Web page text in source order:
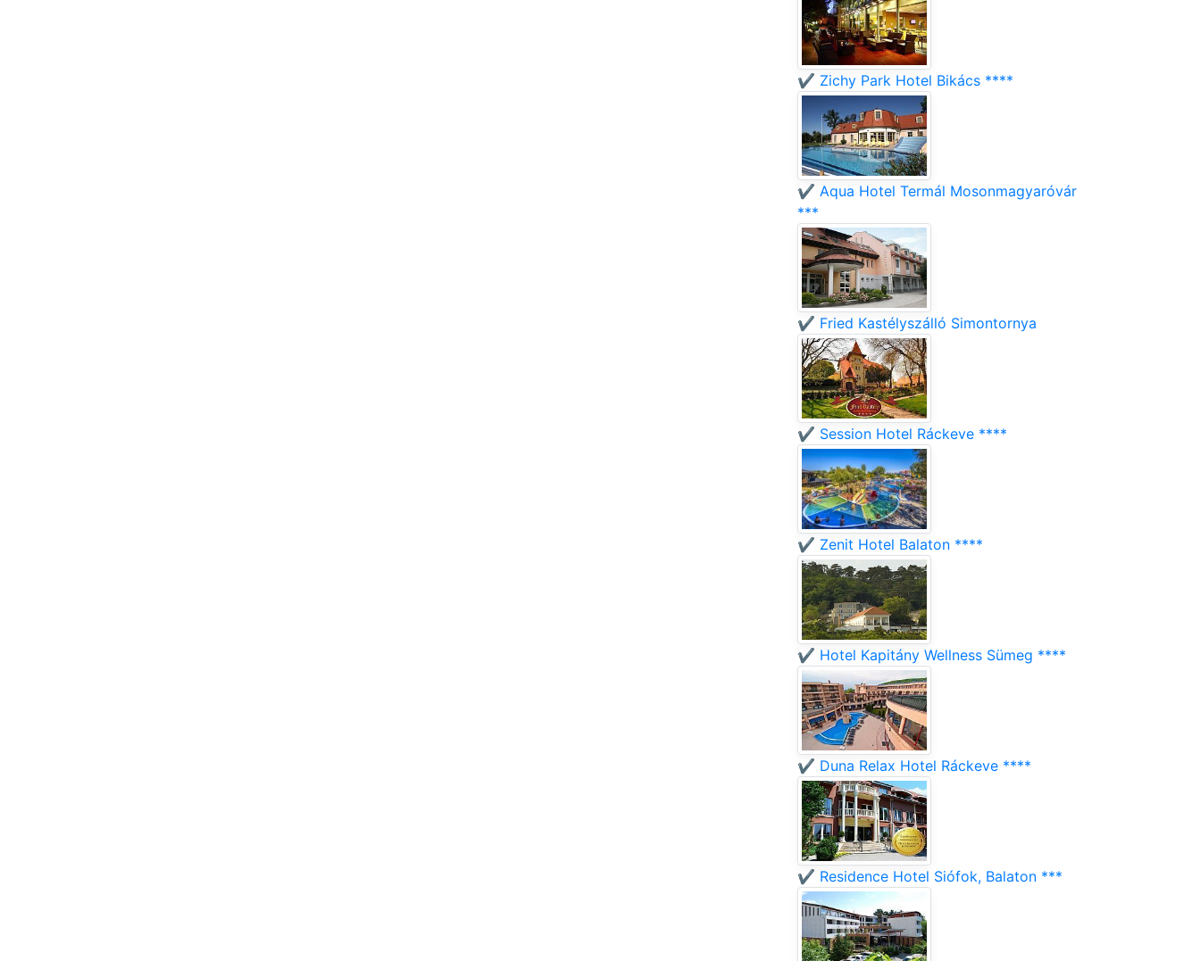
✔️ Zichy Park Hotel Bikács ****
✔️ Aqua Hotel Termál Mosonmagyaróvár
***
✔️ Fried Kastélyszálló Simontornya
✔️ Session Hotel Ráckeve ****
✔️ Zenit Hotel Balaton ****
✔️ Hotel Kapitány Wellness Sümeg ****
✔️ Duna Relax Hotel Ráckeve ****
✔️ Residence Hotel Siófok, Balaton ***